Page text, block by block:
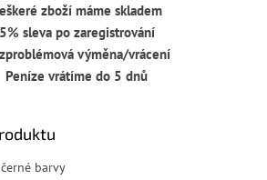
zboží máme skladem
5% sleva po zaregistrování
výměna/vrácení
Peníze vrátíme do 5 dnů
barvy